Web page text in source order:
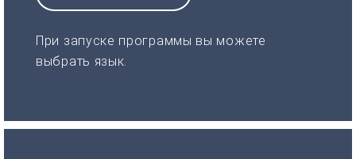
При запуске программы вы можете
выбрать язык.